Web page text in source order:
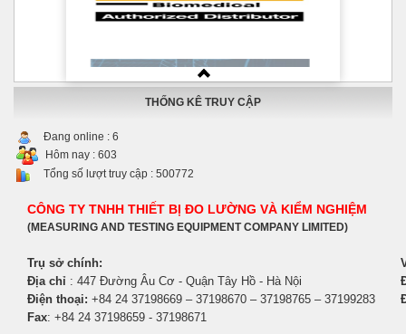
THỐNG KÊ TRUY CẬP
Đang online : 6
Hôm nay : 603
Tổng số lượt truy cập : 500772
CÔNG TY TNHH THIẾT BỊ ĐO LƯỜNG VÀ KIỂM NGHIỆM
(MEASURING AND TESTING EQUIPMENT COMPANY LIMITED)
Trụ sở chính:
Địa chỉ : 447 Đường Âu Cơ - Quận Tây Hồ - Hà Nội
Điện thoại: +84 24 37198669 – 37198670 – 37198765 – 37199283
Fax: +84 24 37198659 - 37198671